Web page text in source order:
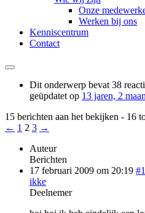
Onze
Werken bij ons
Kenniscentrum
Contact
Dit onderwerp bevat 38
geüpdatet op 13 jaren, 2
15 berichten aan het bekijken - 16
← 1 2 3 →
Auteur
Berichten
17 februari 2009 om 20:19
ikke
Deelnemer